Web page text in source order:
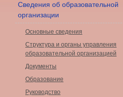
Сведения об образовательной
организации
Основные сведения
Структура и органы управления
образовательной организацией
Документы
Образование
Руководство